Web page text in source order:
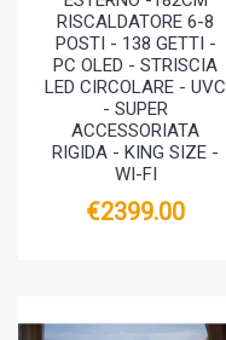
RISCALDATORE 6-8
POSTI - 138 GETTI -
PC OLED - STRISCIA
LED CIRCOLARE - UVC
- SUPER
ACCESSORIATA
RIGIDA - KING SIZE -
WI-FI
€2399.00